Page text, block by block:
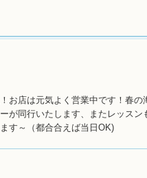
お店は元気よく営業中です！春
が同行いたします、またレッス
す～（都合合えば当日OK)